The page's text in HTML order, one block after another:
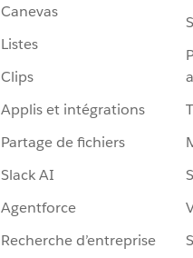
Canevas
Listes
Clips
Applis et intégrations
Partage de fichiers
Slack AI
Agentforce
Recherche d’entreprise